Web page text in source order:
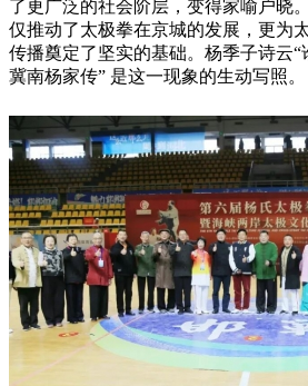
了更广泛的社会阶层，变得家喻户晓
仅推动了太极拳在京城的发展，更为
传播奠定了坚实的基础。杨季子诗云
冀南杨家传” 是这一现象的生动写照。